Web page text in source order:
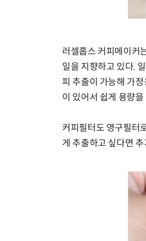
러셀홉스 커피메이커
일을 지향하고 있다.
피 추출이 가능해 가
이 있어서 쉽게 용량
커피필터도 영구필터
게 추출하고 싶다면